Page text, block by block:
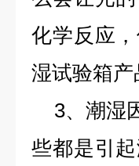
化学反应
湿试验箱
3、潮湿
些都是引